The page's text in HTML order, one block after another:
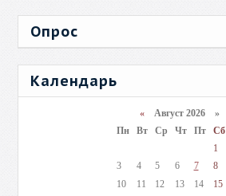
Опрос
Календарь
«Август 2026 »
Пн
Вт Ср Чт Пт Сб
1
3
4 5 6 7 8
10
11 12 13 14 15